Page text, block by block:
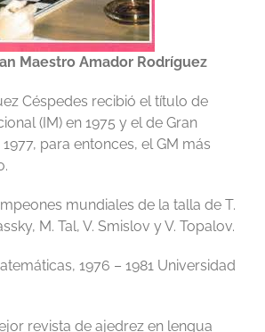
Maestro Amador Rodríguez
Céspedes recibió el título de
(IM) en 1975 y el de Gran
para entonces, el GM más
mundiales de la talla de T.
M. Tal, V. Smislov y V. Topalov.
1976 – 1981 Universidad
revista de ajedrez en lengua